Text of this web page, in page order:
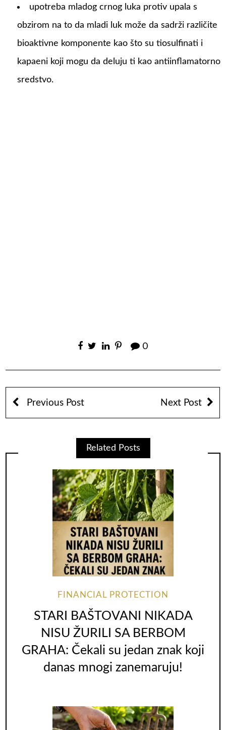
upotreba mladog crnog luka protiv upala s
obzirom na to da mladi luk može da sadrži različite
bioaktivne komponente kao što su tiosulfinati i
kapaeni koji mogu da deluju ti kao antiinflamatorno
sredstvo.
0
Previous Post Next Post
Related Posts
FINANCIAL PROTECTION
STARI BAŠTOVANI NIKADA
NISU ŽURILI SA BERBOM
GRAHA: Čekali su jedan znak koji
danas mnogi zanemaruju!